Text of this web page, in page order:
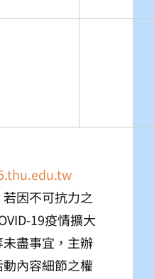
因不可抗力之
19疫情擴大
盡事宜，主辦
內容細節之權